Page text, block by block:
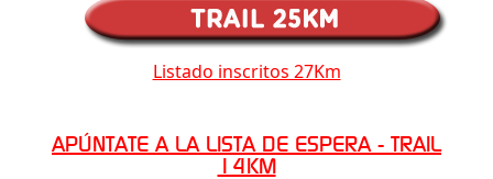
Listado inscritos 27Km
APÚNTATE A LA LISTA DE ESPERA - TRAIL
14KM